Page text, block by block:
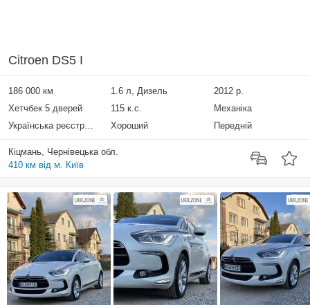
Citroen DS5 I
186 000 км 1.6 л, Дизель
2012 р.
Хетчбек 5 дверей
115 к.с.
Механіка
Українська реєстрація
Хороший Передній
Кіцмань, Чернівецька обл.
410 км від м. Київ